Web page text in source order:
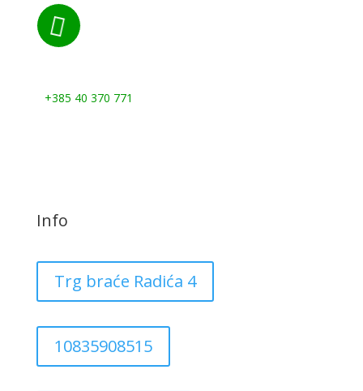

+385 40 370 771
Info
Trg braće Radića 4
10835908515